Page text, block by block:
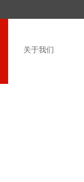
关于我们